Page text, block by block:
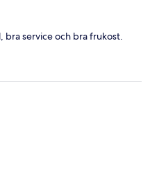
service och bra frukost.